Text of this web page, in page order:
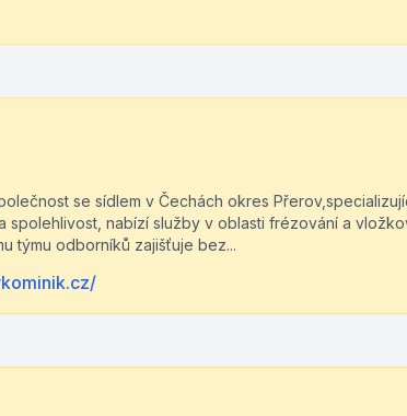
se sídlem v Čechách okres
spolehlivost, nabízí služby v oblasti frézování a
týmu odborníků zajišťuje bez...